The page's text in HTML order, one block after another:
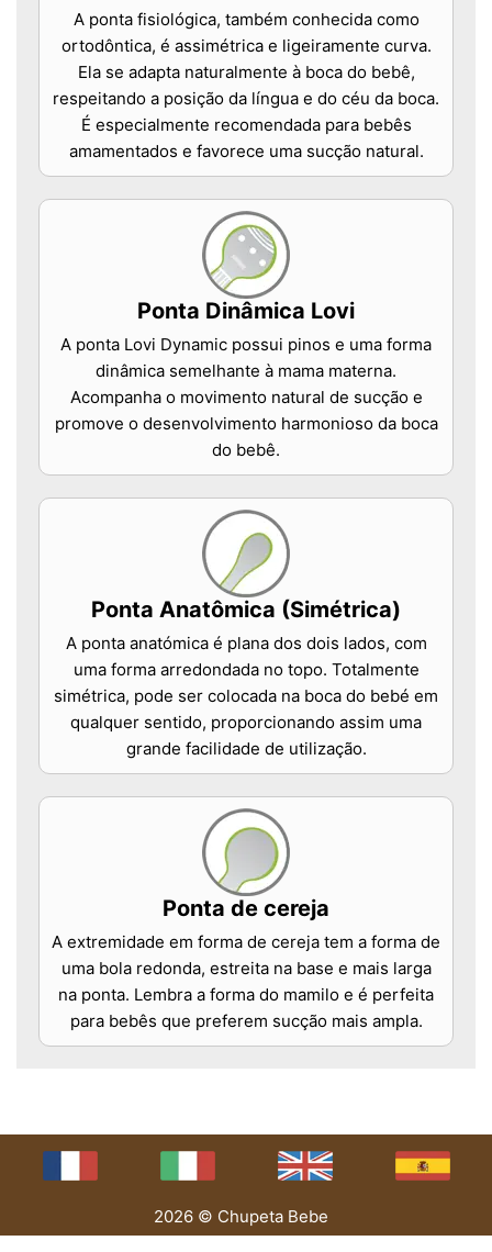
A ponta fisiológica, também conhecida como
ortodôntica, é assimétrica e ligeiramente curva.
Ela se adapta naturalmente à boca do bebê,
respeitando a posição da língua e do céu da boca.
É especialmente recomendada para bebês
amamentados e favorece uma sucção natural.
Ponta Dinâmica Lovi
A ponta Lovi Dynamic possui pinos e uma forma
dinâmica semelhante à mama materna.
Acompanha o movimento natural de sucção e
promove o desenvolvimento harmonioso da boca
do bebê.
Ponta Anatômica (Simétrica)
A ponta anatómica é plana dos dois lados, com
uma forma arredondada no topo. Totalmente
simétrica, pode ser colocada na boca do bebé em
qualquer sentido, proporcionando assim uma
grande facilidade de utilização.
Ponta de cereja
A extremidade em forma de cereja tem a forma de
uma bola redonda, estreita na base e mais larga
na ponta. Lembra a forma do mamilo e é perfeita
para bebês que preferem sucção mais ampla.
2026 © Chupeta Bebe